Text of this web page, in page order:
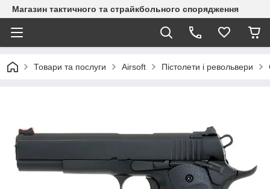
Магазин тактичного та страйкбольного спорядження
Товари та послуги Airsoft Пістолети і револьвери